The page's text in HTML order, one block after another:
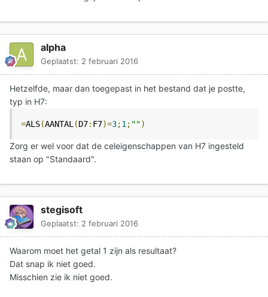
alpha
Geplaatst: 2 februari 2016
Hetzelfde, maar dan toegepast in het bestand dat je postte,
typ in H7:
=ALS(AANTAL(D7: F7)=3;1; "")
Zorg er wel voor dat de celeigenschappen van H7 ingesteld
staan op "Standaard".
stegisoft
Geplaatst: 2 februari 2016
Waarom moet het getal 1 zijn als resultaat?
Dat snap ik niet goed.
Misschien zie ik niet goed.